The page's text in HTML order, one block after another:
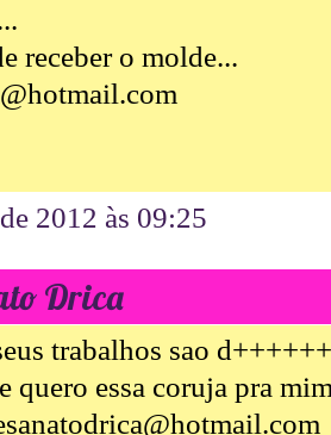
receber o molde...
2012 às 09:25
Drica
trabalhos sao
quero essa coruja pra